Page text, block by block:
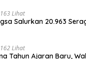
163 Lihat
Salurkan 20.963
162 Lihat
Tahun Ajaran Baru,